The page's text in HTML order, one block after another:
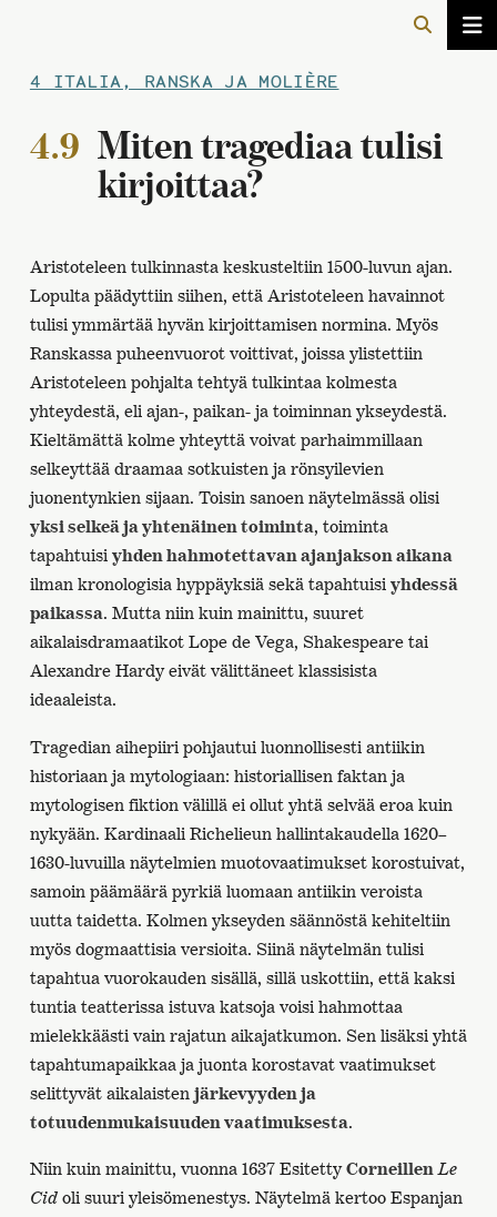
4 ITALIA, RANSKA JA MOLIÈRE
4.9 Miten tragediaa tulisi
kirjoittaa?
Aristoteleen tulkinnasta keskusteltiin 1500-luvun ajan.
Lopulta päädyttiin siihen, että Aristoteleen havainnot
tulisi ymmärtää hyvän kirjoittamisen normina. Myös
Ranskassa puheenvuorot voittivat, joissa ylistettiin
Aristoteleen pohjalta tehtyä tulkintaa kolmesta
yhteydestä, eli ajan-, paikan- ja toiminnan ykseydestä.
Kieltämättä kolme yhteyttä voivat parhaimmillaan
selkeyttää draamaa sotkuisten ja rönsyilevien
juonentynkien sijaan. Toisin sanoen näytelmässä olisi
yksi selkeä ja yhtenäinen toiminta, toiminta
tapahtuisi yhden hahmotettavan ajanjakson aikana
ilman kronologisia hyppäyksiä sekä tapahtuisi yhdessä
paikassa. Mutta niin kuin mainittu, suuret
aikalaisdramaatikot Lope de Vega, Shakespeare tai
Alexandre Hardy eivät välittäneet klassisista
ideaaleista.
Tragedian aihepiiri pohjautui luonnollisesti antiikin
historiaan ja mytologiaan: historiallisen faktan ja
mytologisen fiktion välillä ei ollut yhtä selvää eroa kuin
nykyään. Kardinaali Richelieun hallintakaudella 1620–
1630-luvuilla näytelmien muotovaatimukset korostuivat,
samoin päämäärä pyrkiä luomaan antiikin veroista
uutta taidetta. Kolmen ykseyden säännöstä kehiteltiin
myös dogmaattisia versioita. Siinä näytelmän tulisi
tapahtua vuorokauden sisällä, sillä uskottiin, että kaksi
tuntia teatterissa istuva katsoja voisi hahmottaa
mielekkäästi vain rajatun aikajatkumon. Sen lisäksi yhtä
tapahtumapaikkaa ja juonta korostavat vaatimukset
selittyvät aikalaisten järkevyyden ja
totuudenmukaisuuden vaatimuksesta.
Niin kuin mainittu, vuonna 1637 EsitettyCorneillen Le
Cidoli suuri yleisömenestys. Näytelmä kertoo Espanjan